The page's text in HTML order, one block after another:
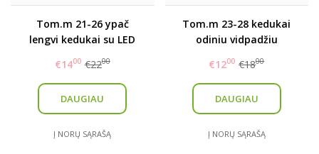
Tom.m 21-26 ypač
lengvi kedukai su LED
€1400 €2200
DAUGIAU
Į NORŲ SĄRAŠĄ
Tom.m 23-28 kedukai
odiniu vidpadžiu
€1200 €1800
DAUGIAU
Į NORŲ SĄRAŠĄ